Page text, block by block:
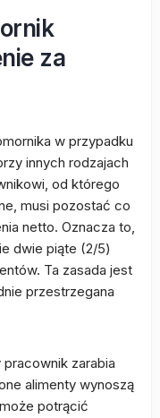
za
w przypadku
innych rodzajach
od którego
musi pozostać co
netto. Oznacza to,
dwie piąte (2/5)
Ta zasada jest
przestrzegana
zarabia
alimenty wynoszą
potrącić